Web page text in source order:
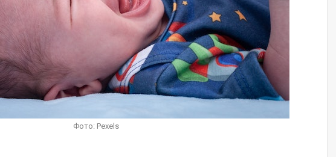
Фото: Pexels
НОВОСТИ
Финците вложија милион евра во
кал, за посилен имунитет на децата
Мајка и Дете Јул 24, 2026